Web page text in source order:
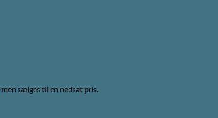
sælges til en nedsat pris.